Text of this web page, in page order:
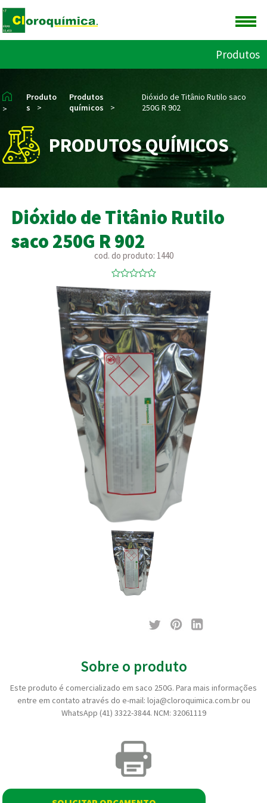
Produtos
>
Produto
s
>
Produtos
químicos
>
Dióxido de Titânio Rutilo saco
250G R 902
PRODUTOS QUÍMICOS
Dióxido de Titânio Rutilo
saco 250G R 902
cod. do produto: 1440
Sobre o produto
Este produto é comercializado em saco 250G. Para mais informações
entre em contato através do e-mail: loja@cloroquimica.com.br ou
WhatsApp (41) 3322-3844. NCM: 32061119